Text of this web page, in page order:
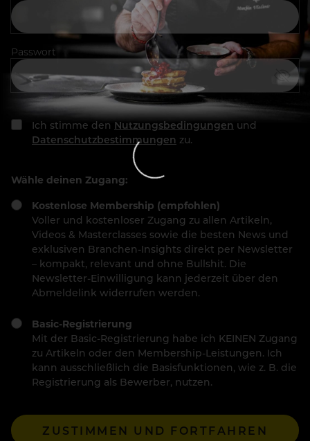
Passwort
Ich stimme den Nutzungsbedingungen und
Datenschutzbestimmungen zu.
Wähle deinen Zugang:
Kostenlose Membership (empfohlen)
Voller und kostenloser Zugang zu allen Artikeln,
Videos & Masterclasses sowie die besten News und
exklusiven Branchen-Insights direkt per Newsletter
– kompakt, relevant und ohne Bullshit. Die
Newsletter-Einwilligung kann jederzeit über den
Abmeldelink widerrufen werden.
Basic-Registrierung
Mit der Basic-Registrierung habe ich KEINEN Zugang
zu Artikeln oder den Membership-Leistungen. Ich
kann ausschließlich die Basisfunktionen, wie z. B. die
Registrierung als Bewerber, nutzen.
ZUSTIMMEN UND FORTFAHREN